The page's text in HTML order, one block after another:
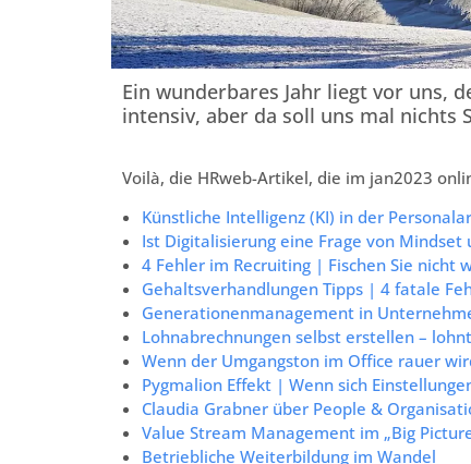
Ein wunderbares Jahr liegt vor uns,
intensiv, aber da soll uns mal nichts
Voilà, die HRweb-Artikel, die im jan2023
Künstliche Intelligenz (KI) in der
Ist Digitalisierung eine Frage von Mindset
4 Fehler im Recruiting | Fischen Sie nicht
Gehaltsverhandlungen Tipps | 4 fatale
Generationenmanagement in
Lohnabrechnungen selbst erstellen –
Wenn der Umgangston im Office rauer
Pygmalion Effekt | Wenn sich
Claudia Grabner über People &
Value Stream Management im „Big
Betriebliche Weiterbildung im Wandel